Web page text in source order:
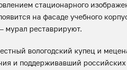
стационарного
на фасаде учебного
мурал реставрируют.
вологодский купец и
и поддерживавший